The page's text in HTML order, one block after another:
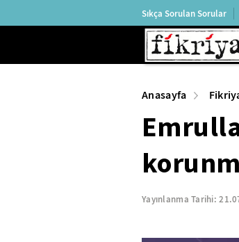
Sıkça Sorulan Sorular
Anasayfa
Yayınlanma Tarihi: